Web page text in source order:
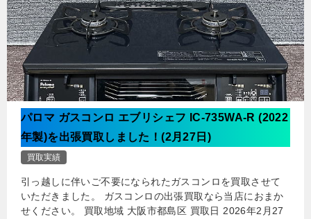
パロマ ガスコンロ エブリシェフ IC-735WA-R (2022
年製)を出張買取しました！(2月27日)
買取実績
引っ越しに伴いご不要になられたガスコンロを買取させて
いただきました。 ガスコンロの出張買取なら当店におまか
せください。 買取地域 大阪市都島区 買取日 2026年2月27